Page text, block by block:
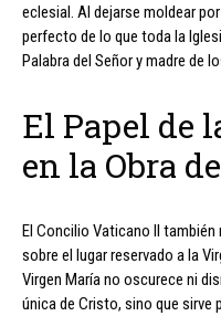
eclesial. Al dejarse moldear
perfecto de lo que toda la
Palabra del Señor y madre de
El Papel de
en la Obra
El Concilio Vaticano II
sobre el lugar reservado a la
Virgen María no oscurece ni
única de Cristo, sino que sirve